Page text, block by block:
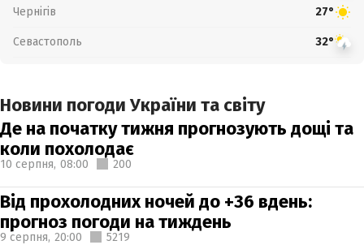
Чернігів 27°
Севастополь 32°
Новини погоди України та світу
Де на початку тижня прогнозують дощі та
коли похолодає
10 серпня, 08:00 200
Від прохолодних ночей до +36 вдень:
прогноз погоди на тиждень
9 серпня, 20:00 5219